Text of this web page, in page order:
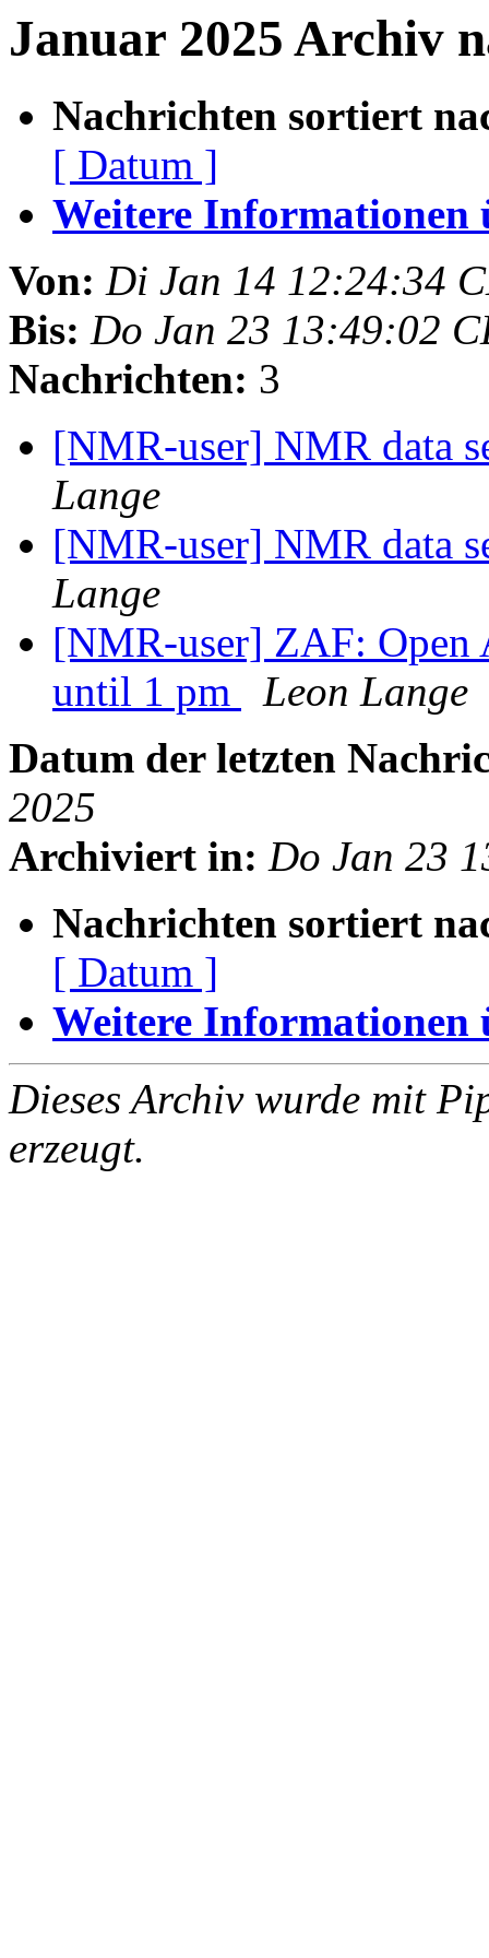
Januar 2025 Archiv
Nachrichten sortiert
[ Datum ]
Weitere Informationen
Von: Di Jan 14 12:24:34
Bis: Do Jan 23 13:49:02
Nachrichten: 3
[NMR-user] NMR data
Lange
[NMR-user] NMR data
Lange
[NMR-user] ZAF: Open
until 1 pm
Leon Lange
Datum der letzten
2025
Archiviert in: Do Jan 23
Nachrichten sortiert
[ Datum ]
Weitere Informationen
Dieses Archiv wurde mit
erzeugt.